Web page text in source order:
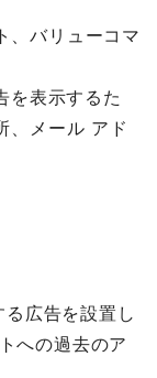
、バリューコマ
を表示するた
、メール アド
広告を設置し
への過去のア